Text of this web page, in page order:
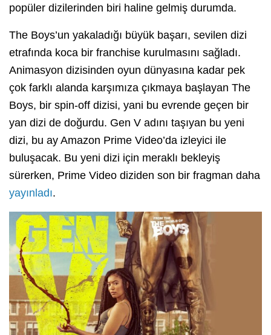
popüler dizilerinden biri haline gelmiş durumda.
The Boys’un yakaladığı büyük başarı, sevilen dizi
etrafında koca bir franchise kurulmasını sağladı.
Animasyon dizisinden oyun dünyasına kadar pek
çok farklı alanda karşımıza çıkmaya başlayan The
Boys, bir spin-off dizisi, yani bu evrende geçen bir
yan dizi de doğurdu. Gen V adını taşıyan bu yeni
dizi, bu ay Amazon Prime Video’da izleyici ile
buluşacak. Bu yeni dizi için meraklı bekleyiş
sürerken, Prime Video diziden son bir fragman daha
yayınladı.